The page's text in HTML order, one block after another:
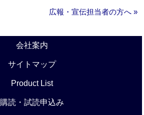
広報・宣伝担当者の方へ »
会社案内
サイトマップ
Product List
購読・試読申込み